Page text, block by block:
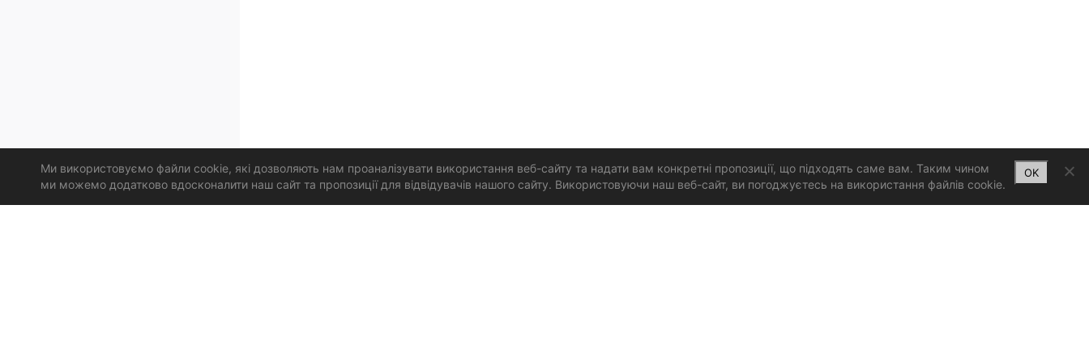
Ми використовуємо файли cookie, які дозволяють нам проаналізувати використання веб-сайту та надати вам конкретні пропозиції, що підходять саме вам. Таким чином
ми можемо додатково вдосконалити наш сайт та пропозиції для відвідувачів нашого сайту. Використовуючи наш веб-сайт, ви погоджуєтесь на використання файлів cookie.
OK